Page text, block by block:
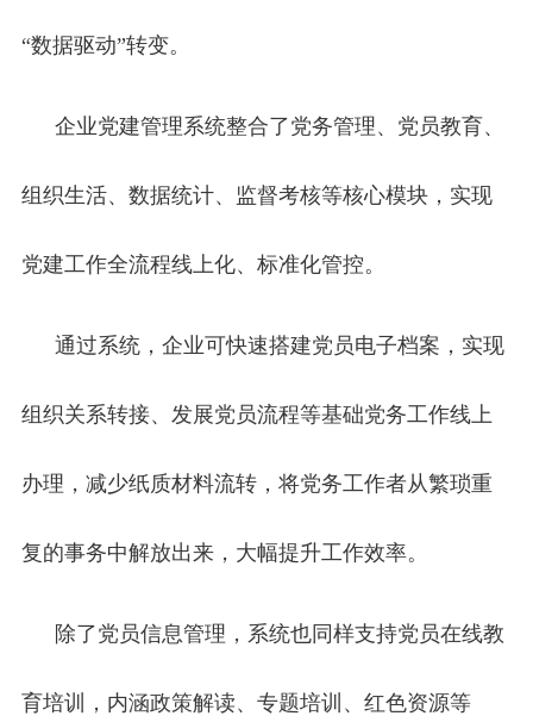
“数据驱动”转变。
企业党建管理系统整合了党务管理、党员教育、
组织生活、数据统计、监督考核等核心模块，实现
党建工作全流程线上化、标准化管控。
通过系统，企业可快速搭建党员电子档案，实现
组织关系转接、发展党员流程等基础党务工作线上
办理，减少纸质材料流转，将党务工作者从繁琐重
复的事务中解放出来，大幅提升工作效率。
除了党员信息管理，系统也同样支持党员在线教
育培训，内涵政策解读、专题培训、红色资源等